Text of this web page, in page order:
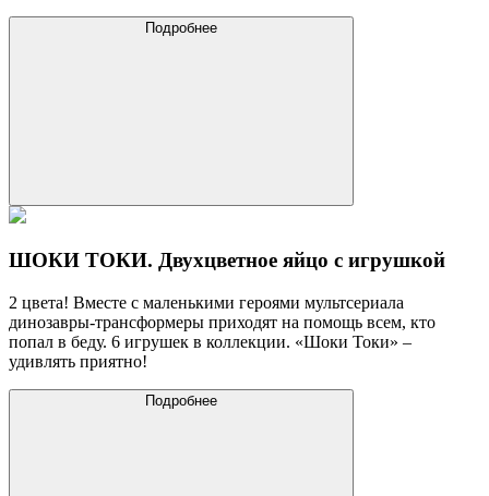
Подробнее
ШОКИ ТОКИ. Двухцветное яйцо с игрушкой
2 цвета! Вместе с маленькими героями мультсериала
динозавры-трансформеры приходят на помощь всем, кто
попал в беду. 6 игрушек в коллекции. «Шоки Токи» –
удивлять приятно!
Подробнее